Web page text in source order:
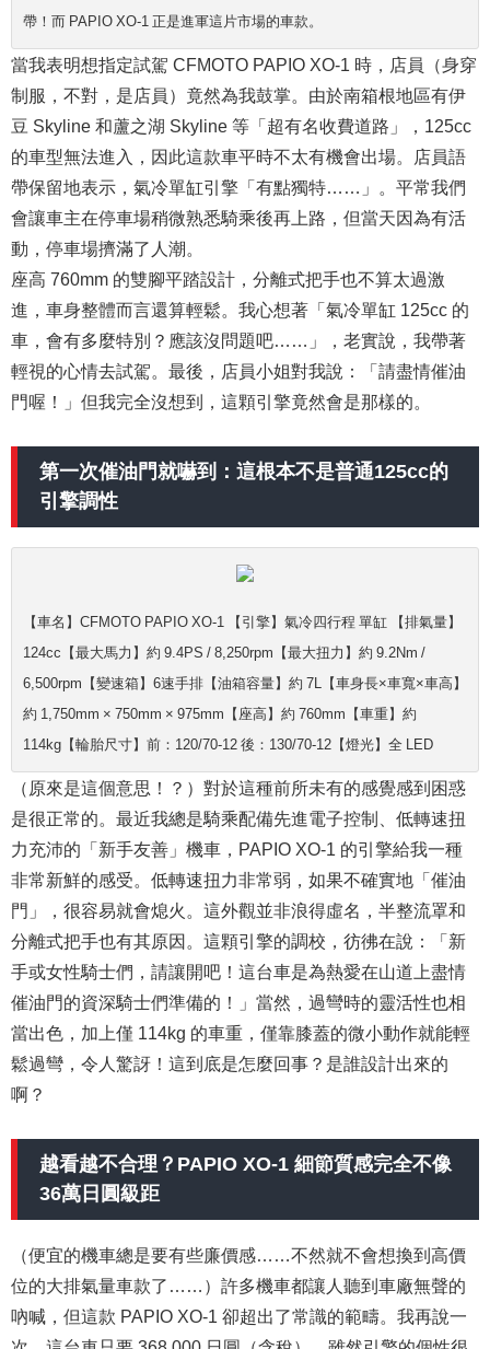
帶！而 PAPIO XO-1 正是進軍這片市場的車款。
當我表明想指定試駕 CFMOTO PAPIO XO-1 時，店員（身穿
制服，不對，是店員）竟然為我鼓掌。由於南箱根地區有伊
豆 Skyline 和蘆之湖 Skyline 等「超有名收費道路」，125cc
的車型無法進入，因此這款車平時不太有機會出場。店員語
帶保留地表示，氣冷單缸引擎「有點獨特……」。平常我們
會讓車主在停車場稍微熟悉騎乘後再上路，但當天因為有活
動，停車場擠滿了人潮。
座高 760mm 的雙腳平踏設計，分離式把手也不算太過激
進，車身整體而言還算輕鬆。我心想著「氣冷單缸 125cc 的
車，會有多麼特別？應該沒問題吧……」，老實說，我帶著
輕視的心情去試駕。最後，店員小姐對我說：「請盡情催油
門喔！」但我完全沒想到，這顆引擎竟然會是那樣的。
第一次催油門就嚇到：這根本不是普通125cc的
引擎調性
【車名】CFMOTO PAPIO XO-1 【引擎】氣冷四行程 單缸 【排氣量】
124cc【最大馬力】約 9.4PS / 8,250rpm【最大扭力】約 9.2Nm /
6,500rpm【變速箱】6速手排【油箱容量】約 7L【車身長×車寬×車高】
約 1,750mm × 750mm × 975mm【座高】約 760mm【車重】約
114kg【輪胎尺寸】前：120/70-12 後：130/70-12【燈光】全 LED
（原來是這個意思！？）對於這種前所未有的感覺感到困惑
是很正常的。最近我總是騎乘配備先進電子控制、低轉速扭
力充沛的「新手友善」機車，PAPIO XO-1 的引擎給我一種
非常新鮮的感受。低轉速扭力非常弱，如果不確實地「催油
門」，很容易就會熄火。這外觀並非浪得虛名，半整流罩和
分離式把手也有其原因。這顆引擎的調校，彷彿在說：「新
手或女性騎士們，請讓開吧！這台車是為熱愛在山道上盡情
催油門的資深騎士們準備的！」當然，過彎時的靈活性也相
當出色，加上僅 114kg 的車重，僅靠膝蓋的微小動作就能輕
鬆過彎，令人驚訝！這到底是怎麼回事？是誰設計出來的
啊？
越看越不合理？PAPIO XO-1 細節質感完全不像
36萬日圓級距
（便宜的機車總是要有些廉價感……不然就不會想換到高價
位的大排氣量車款了……）許多機車都讓人聽到車廠無聲的
吶喊，但這款 PAPIO XO-1 卻超出了常識的範疇。我再說一